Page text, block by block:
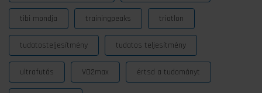
tibi mondja trainingpeaks triatlon
tudatosteljesítmény tudatos teljesítmény
ultrafutás VO2max értsd a tudományt